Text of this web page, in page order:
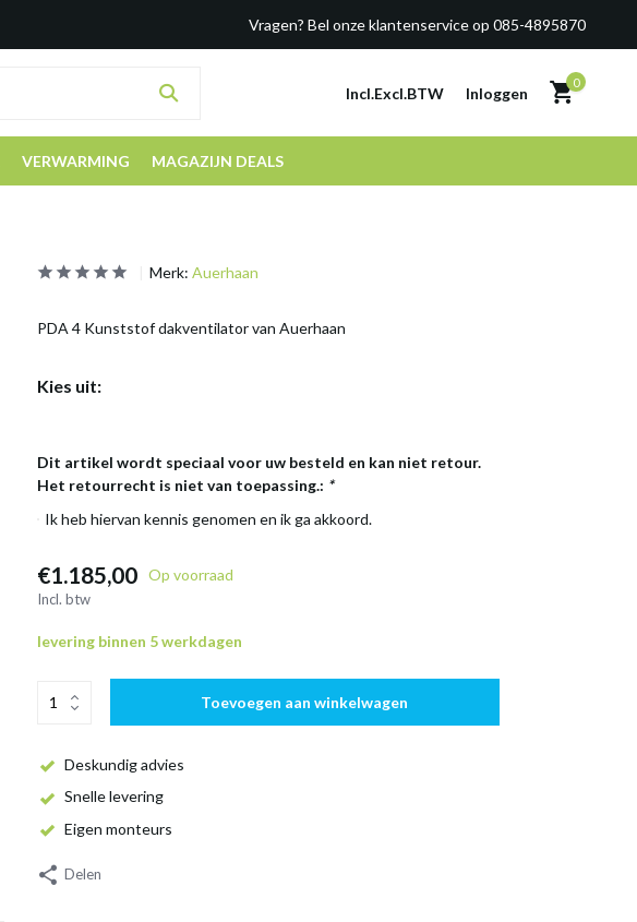
Vragen? Bel onze klantenservice op 085-4895870
Incl.Excl.BTW Inloggen
0
VERWARMING MAGAZIJN DEALS
Merk: Auerhaan
PDA 4 Kunststof dakventilator van Auerhaan
Kies uit:
Dit artikel wordt speciaal voor uw besteld en kan niet retour.
Het retourrecht is niet van toepassing.: *
Ik heb hiervan kennis genomen en ik ga akkoord.
€1.185,00 Op voorraad
Incl. btw
levering binnen 5 werkdagen
Toevoegen aan winkelwagen
Deskundig advies
Snelle levering
Eigen monteurs
Delen